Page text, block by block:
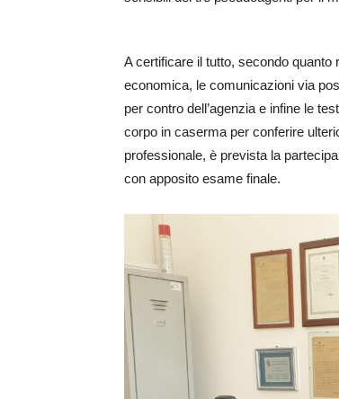
A certificare il tutto, secondo quanto
economica, le comunicazioni via
per contro dell’agenzia e infine le
corpo in caserma per conferire
professionale, è prevista la
con apposito esame finale.